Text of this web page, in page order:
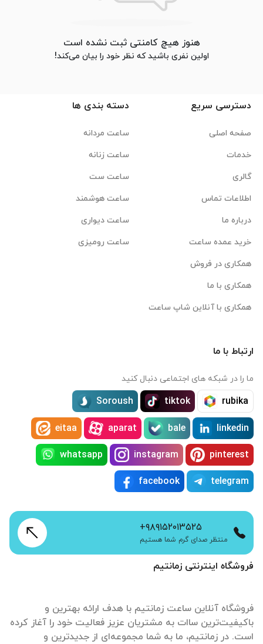
هنوز هیچ کامنتی ثبت نشده است
اولین نفری باشید که نظر خود را بیان می‌کند!
فروشگاه اینترنتی زمانتیم
فروشگاه آنلاین ساعت زمانتیم با هدف ارائه بهترین و
باکیفیت‌ترین ساات‌ به مشتریان عزیز فعالیت خود را آغاز کرده
است. در زمانتیم، ما به شما مجموعه‌ای از جدیدترین و
دسترسی سریع
صفحه اصلی
خدمات
گالری
اطلاعات تماس
درباره ما
خرید عمده ساعت
همکاری در فروش
همکاری با ما
همکاری با آنلاین شاپ ساعت
دسته بندی ها
ساعت مردانه
ساعت زنانه
ساعت ست
ساعت هوشمند
ساعت دیواری
ساعت رومیزی
ارتباط با ما
ما را در شبکه های اجتماعی دنبال کنید
rubika
tiktok
Soroush
linkedin
bale
aparat
eitaa
pinterest
instagram
whatsapp
telegram
facebook
+۹۸۹۱۵۲۰۱۳۵۲۵
منتظر صدای گرم شما هستیم